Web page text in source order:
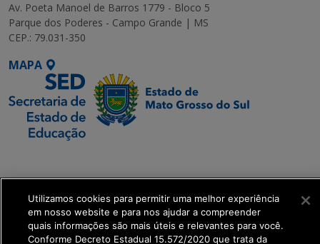
Av. Poeta Manoel de Barros 1779 - Bloco 5
Parque dos Poderes - Campo Grande | MS
CEP.: 79.031-350
MAPA
Executiva de
Transformação Digital
get_footer();
Utilizamos cookies para permitir uma melhor experiência
em nosso website e para nos ajudar a compreender
quais informações são mais úteis e relevantes para você.
Conforme Decreto Estadual 15.572/2020 que trata da